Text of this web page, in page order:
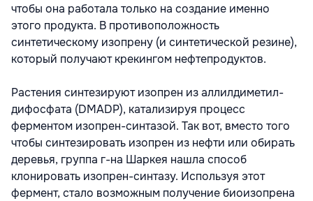
чтобы она работала только на создание именно
этого продукта. В противоположность
синтетическому изопрену (и синтетической резине),
который получают крекингом нефтепродуктов.
Растения синтезируют изопрен из аллилдиметил-
дифосфата (DMADP), катализируя процесс
ферментом изопрен-синтазой. Так вот, вместо того
чтобы синтезировать изопрен из нефти или обирать
деревья, группа г-на Шаркея нашла способ
клонировать изопрен-синтазу. Используя этот
фермент, стало возможным получение биоизопрена